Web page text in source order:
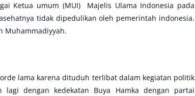
Ketua umum (MUI) Majelis Ulama Indonesia pada
tidak dipedulikan oleh pemerintah indonesia.
Muhammadiyyah.
lama karena dituduh terlibat dalam kegiatan politik
dengan kedekatan Buya Hamka dengan partai